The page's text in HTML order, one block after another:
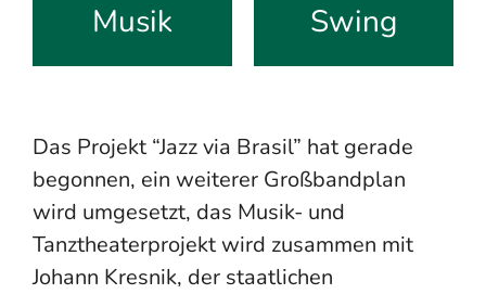
Musik Swing
Das Projekt “Jazz via Brasil” hat gerade
begonnen, ein weiterer Großbandplan
wird umgesetzt, das Musik- und
Tanztheaterprojekt wird zusammen mit
Johann Kresnik, der staatlichen